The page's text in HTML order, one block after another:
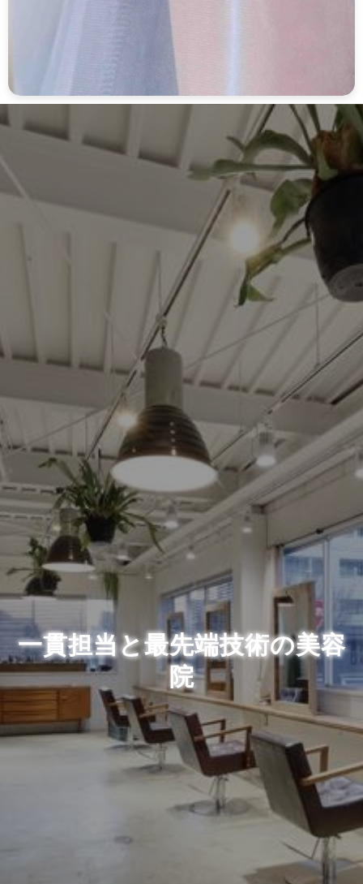
一貫担当と最先端技術の美容
院